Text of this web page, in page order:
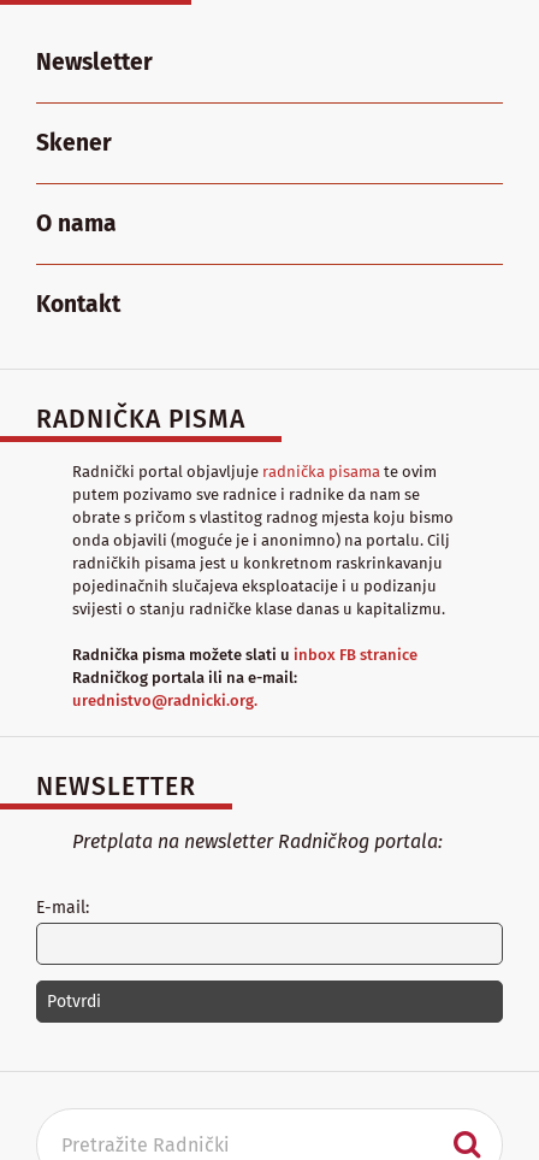
Newsletter
Skener
O nama
Kontakt
RADNIČKA PISMA
Radnički portal objavljuje radnička pisama te ovim
putem pozivamo sve radnice i radnike da nam se
obrate s pričom s vlastitog radnog mjesta koju bismo
onda objavili (moguće je i anonimno) na portalu. Cilj
radničkih pisama jest u konkretnom raskrinkavanju
pojedinačnih slučajeva eksploatacije i u podizanju
svijesti o stanju radničke klase danas u kapitalizmu.
Radnička pisma možete slati u inbox FB stranice
Radničkog portala ili na e-mail:
urednistvo@radnicki.org.
NEWSLETTER
Pretplata na newsletter Radničkog portala:
E-mail: